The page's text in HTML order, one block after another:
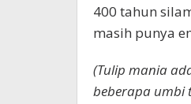
400 tahun
masih punya
(Tulip mania
beberapa umbi